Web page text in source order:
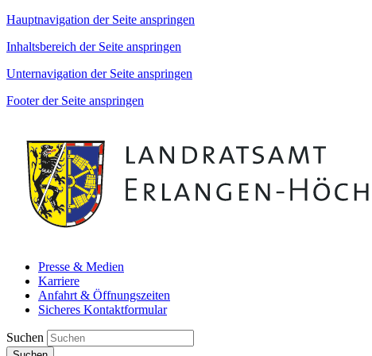
Hauptnavigation der Seite anspringen
Inhaltsbereich der Seite anspringen
Unternavigation der Seite anspringen
Footer der Seite anspringen
Presse & Medien
Karriere
Anfahrt & Öffnungszeiten
Sicheres Kontaktformular
Suchen